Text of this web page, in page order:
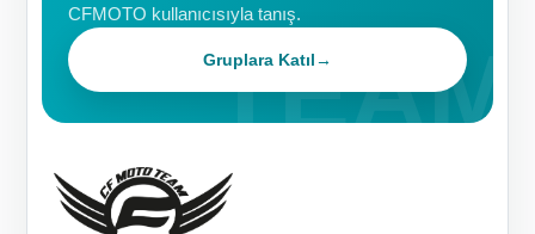
CFMOTO kullanıcısıyla tanış.
Gruplara Katıl→